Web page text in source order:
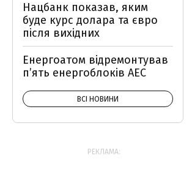
Нацбанк показав, яким
буде курс долара та євро
після вихідних
Енергоатом відремонтував
п’ять енергоблоків АЕС
ВСІ НОВИНИ
РЕКЛАМА: